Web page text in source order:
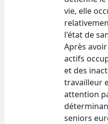
vie, elle
l'état de
Après
actifs
et des
travailleur
attention
seniors